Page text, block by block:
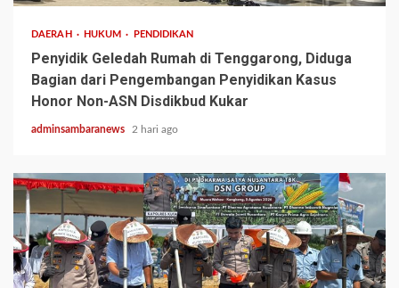
DAERAH HUKUM PENDIDIKAN
Penyidik Geledah Rumah di Tenggarong, Diduga
Bagian dari Pengembangan Penyidikan Kasus
Honor Non-ASN Disdikbud Kukar
adminsambaranews 2 hari ago